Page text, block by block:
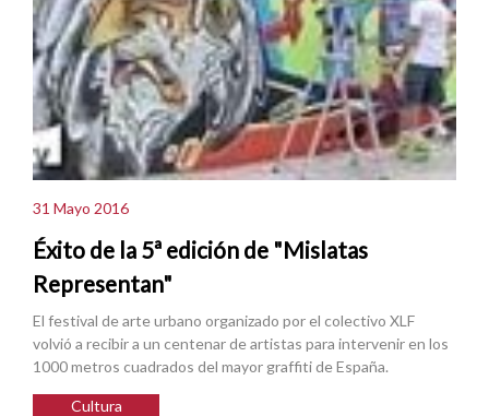
31 Mayo 2016
Éxito de la 5ª edición de "Mislatas
Representan"
El festival de arte urbano organizado por el colectivo XLF
volvió a recibir a un centenar de artistas para intervenir en los
1000 metros cuadrados del mayor graffiti de España.
Cultura